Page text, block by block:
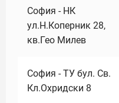
София - НК
ул.Н.Коперник 28,
кв.Гео Милев
София - ТУ бул. Св.
Кл.Охридски 8